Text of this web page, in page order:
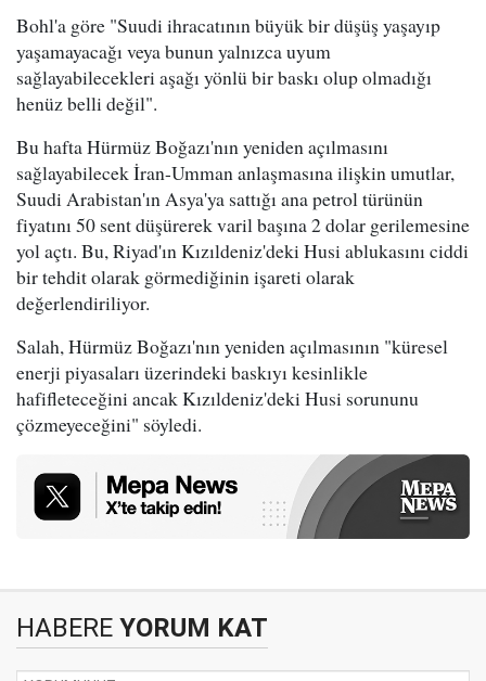
Bohl'a göre "Suudi ihracatının büyük bir düşüş yaşayıp
yaşamayacağı veya bunun yalnızca uyum
sağlayabilecekleri aşağı yönlü bir baskı olup olmadığı
henüz belli değil".
Bu hafta Hürmüz Boğazı'nın yeniden açılmasını
sağlayabilecek İran-Umman anlaşmasına ilişkin umutlar,
Suudi Arabistan'ın Asya'ya sattığı ana petrol türünün
fiyatını 50 sent düşürerek varil başına 2 dolar gerilemesine
yol açtı. Bu, Riyad'ın Kızıldeniz'deki Husi ablukasını ciddi
bir tehdit olarak görmediğinin işareti olarak
değerlendiriliyor.
Salah, Hürmüz Boğazı'nın yeniden açılmasının "küresel
enerji piyasaları üzerindeki baskıyı kesinlikle
hafifleteceğini ancak Kızıldeniz'deki Husi sorununu
çözmeyeceğini" söyledi.
HABERE YORUM KAT